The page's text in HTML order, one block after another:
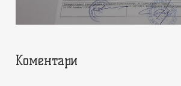
Коментари